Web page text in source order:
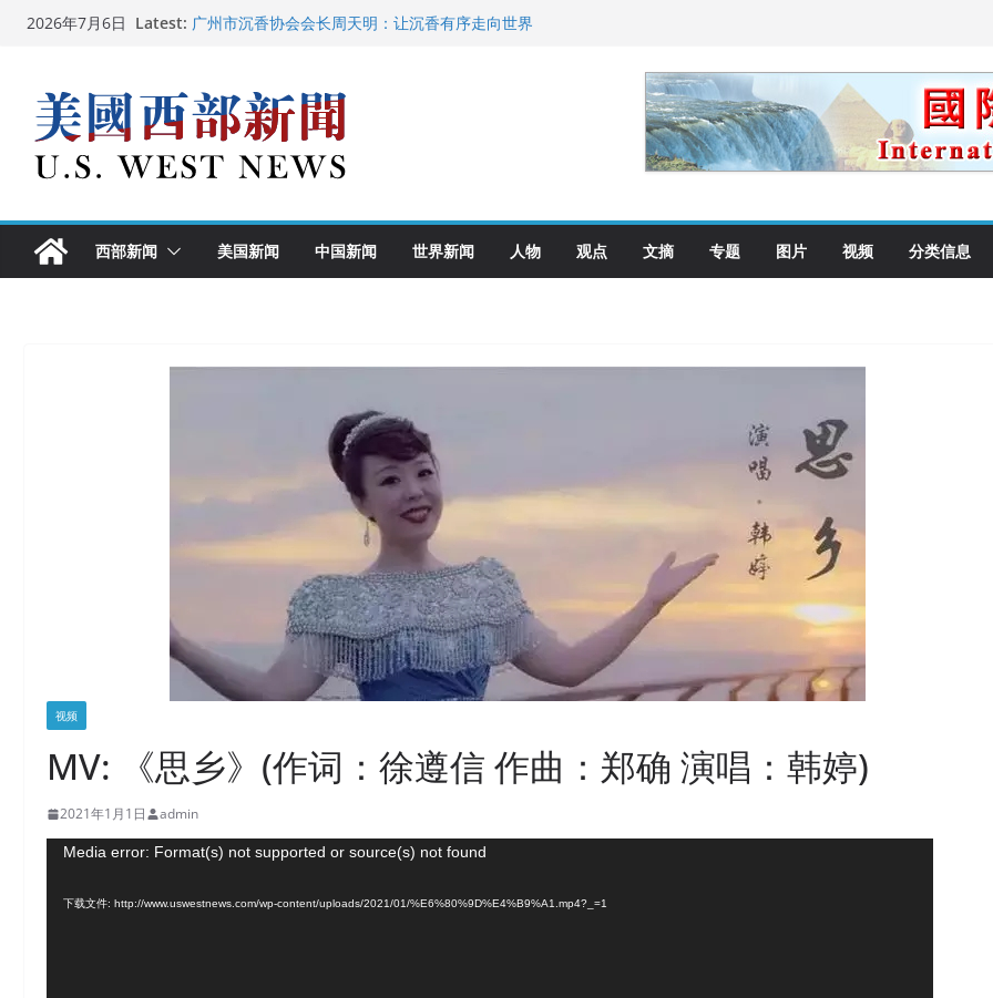
Skip2026年7月6日 Latest: 广州市沉香协会会长周天明：让沉香有序走向世界
美国最高法院维持“出生公民权” : 出生在美国就是美国人！
中国驻美国大使谢锋邀请美国老教师罗纳德·萨科尔斯基再次访华
西部新闻 美国新闻 中国新闻 世界新闻 人物 观点 文摘 专题 图片 视频 分类信息
视频
MV: 《思乡》(作词：徐遵信 作曲：郑确 演唱：韩婷)
2021年1月1日 admin
Media error: Format(s) not supported or source(s) not found
下载文件: http://www.uswestnews.com/wp-content/uploads/2021/01/%E6%80%9D%E4%B9%A1.mp4?_=1